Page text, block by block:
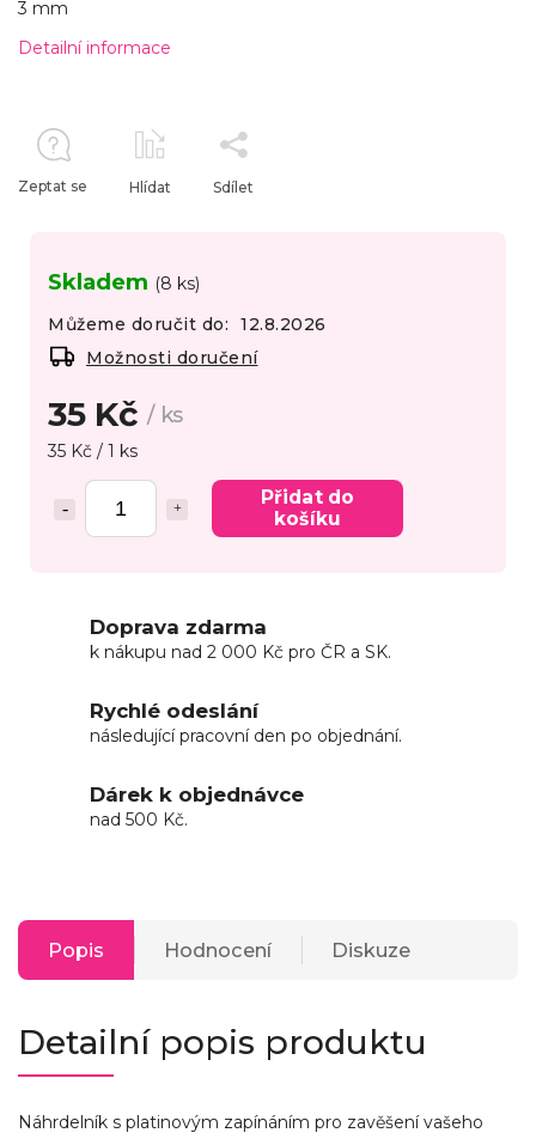
35 Kč/ ks
35 Kč / 1 ks
Přidat do
košíku
Skladem (8 ks)
Můžeme doručit do:
12.8.2026
Možnosti doručení
3 mm
Detailní informace
Zeptat se Hlídat Sdílet
Doprava zdarma
k nákupu nad 2 000 Kč pro ČR a SK.
Rychlé odeslání
následující pracovní den po objednání.
Dárek k objednávce
nad 500 Kč.
Popis Hodnocení Diskuze
Detailní popis produktu
Náhrdelník s platinovým zapínáním pro zavěšení vašeho